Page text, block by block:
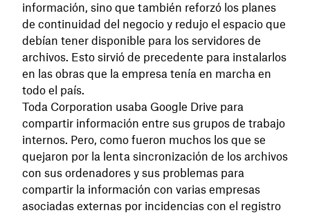
información, sino que también reforzó los planes
de continuidad del negocio y redujo el espacio que
debían tener disponible para los servidores de
archivos. Esto sirvió de precedente para instalarlos
en las obras que la empresa tenía en marcha en
todo el país.
Toda Corporation usaba Google Drive para
compartir información entre sus grupos de trabajo
internos. Pero, como fueron muchos los que se
quejaron por la lenta sincronización de los archivos
con sus ordenadores y sus problemas para
compartir la información con varias empresas
asociadas externas por incidencias con el registro